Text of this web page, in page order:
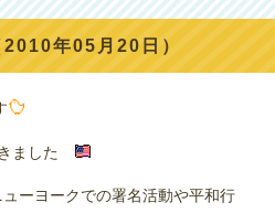
年05月20日）
ました
ーヨークでの署名活動や平和行